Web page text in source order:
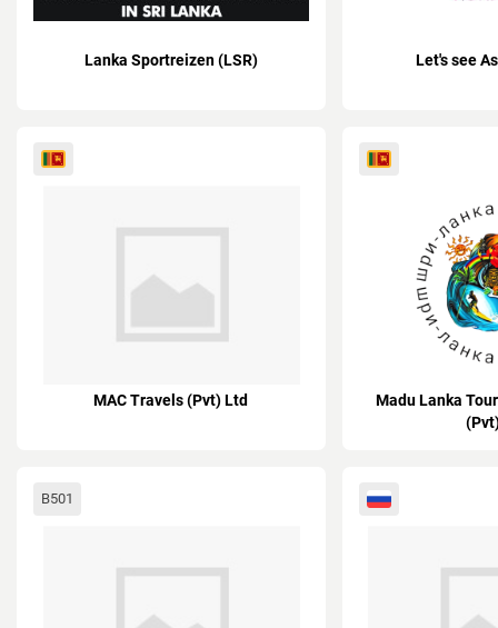
Lanka Sportreizen (LSR) Let's see
MAC Travels (Pvt) Ltd
Madu Lanka
B501